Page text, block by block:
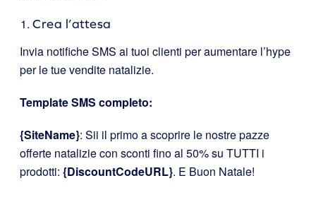
Crea l’attesa
Invia notifiche SMS ai tuoi clienti per aumentare l’hype
per le tue vendite natalizie.
Template SMS completo:
{SiteName}: Sii il primo a scoprire le nostre pazze
offerte natalizie con sconti fino al 50% su TUTTI i
prodotti: {DiscountCodeURL}. E Buon Natale!